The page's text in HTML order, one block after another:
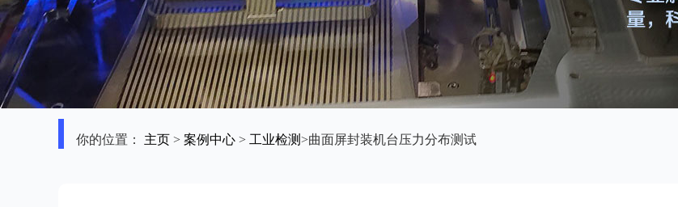
你的位置： 主页 > 案例中心 > 工业检测>曲面屏封装机台压力分布测试